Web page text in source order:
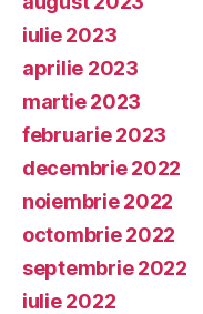
iulie 2023
aprilie 2023
martie 2023
februarie 2023
decembrie 2022
noiembrie 2022
octombrie 2022
septembrie 2022
iulie 2022